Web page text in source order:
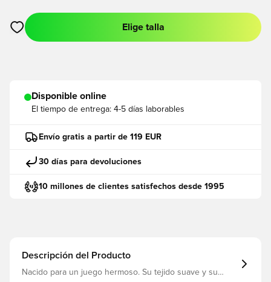
Abre un modal para iniciar sesión o registrarse como miembro
Elige talla
Disponible online
El tiempo de entrega: 4-5 días laborables
Envío gratis a partir de 119 EUR
30 días para devoluciones
10 millones de clientes satisfechos desde 1995
Descripción del Producto
Nacido para un juego hermoso. Su tejido suave y su